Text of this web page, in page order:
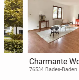
Charmante
ruhiger Wohnlage
76534 Baden-Baden